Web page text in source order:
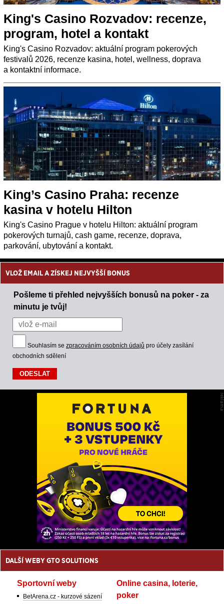
King's Casino Rozvadov: recenze,
program, hotel a kontakt
King's Casino Rozvadov: aktuální program pokerových
festivalů 2026, recenze kasina, hotel, wellness, doprava
a kontaktní informace.
King’s Casino Praha: recenze
kasina v hotelu Hilton
King's Casino Prague v hotelu Hilton: aktuální program
pokerových turnajů, cash game, recenze, doprava,
parkování, ubytování a kontakt.
VLOŽ EMAIL A ZÍSKEJ NEJVYŠŠÍ BONUS
Pošleme ti přehled nejvyšších bonusů na poker - za
minutu je tvůj!
Souhlasím se zpracováním osobních údajů pro účely zasílání
obchodních sdělení
DALŠÍ WEBY GTO SOLUTIONS
Sportovní weby
BetArena.cz - kurzové sázení
Online casina, loterie,
poker